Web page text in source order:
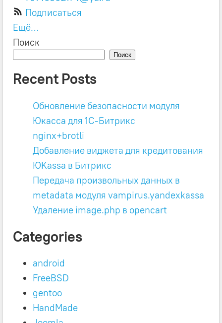
Подписаться
Ещё…
Поиск
Поиск
Recent Posts
Обновление безопасности модуля
Юкасса для 1C-Битрикс
nginx+brotli
Добавление виджета для кредитования
ЮKassa в Битрикс
Передача произвольных данных в
metadata модуля vampirus.yandexkassa
Удаление image.php в opencart
Categories
android
FreeBSD
gentoo
HandMade